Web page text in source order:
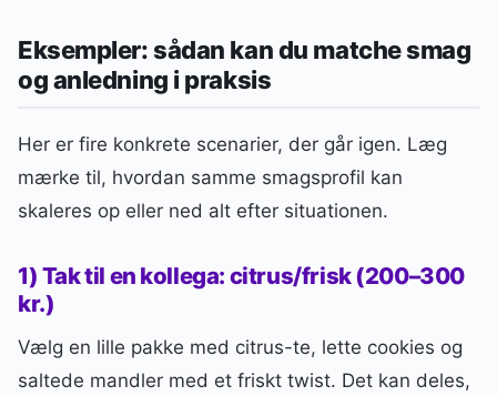
Eksempler: sådan kan du matche smag
og anledning i praksis
Her er fire konkrete scenarier, der går igen. Læg
mærke til, hvordan samme smagsprofil kan
skaleres op eller ned alt efter situationen.
1) Tak til en kollega: citrus/frisk (200–300
kr.)
Vælg en lille pakke med citrus-te, lette cookies og
saltede mandler med et friskt twist. Det kan deles,